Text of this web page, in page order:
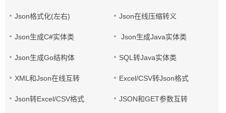
Json格式化(左右) Json在线压缩转义
Json生成C#实体类 Json生成Java实体类
Json生成Go结构体 SQL转Java实体类
XML和Json在线互转 Excel/CSV转Json格式
Json转Excel/CSV格式 JSON和GET参数互转